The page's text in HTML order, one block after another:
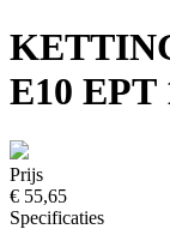
E10 EPT
Prijs
€ 55,65
Specificaties